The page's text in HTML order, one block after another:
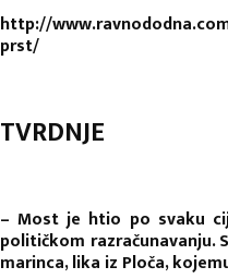
http://
prst/
TVRDNJE
– Most je htio po svaku
političkom razračunavanju.
marinca, lika iz Ploča,